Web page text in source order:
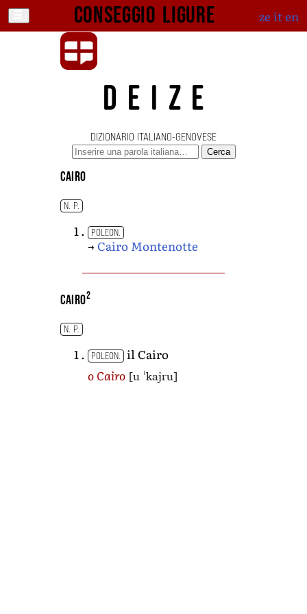
Conseggio ligure ze iten
DEIZE
DIZIONARIO ITALIANO-GENOVESE
Cerca
Cairo
N. P.
POLEON.
→ Cairo Montenotte
Cairo2
N. P.
POLEON.
il Cairo
o Cairo [u ˈkajru]